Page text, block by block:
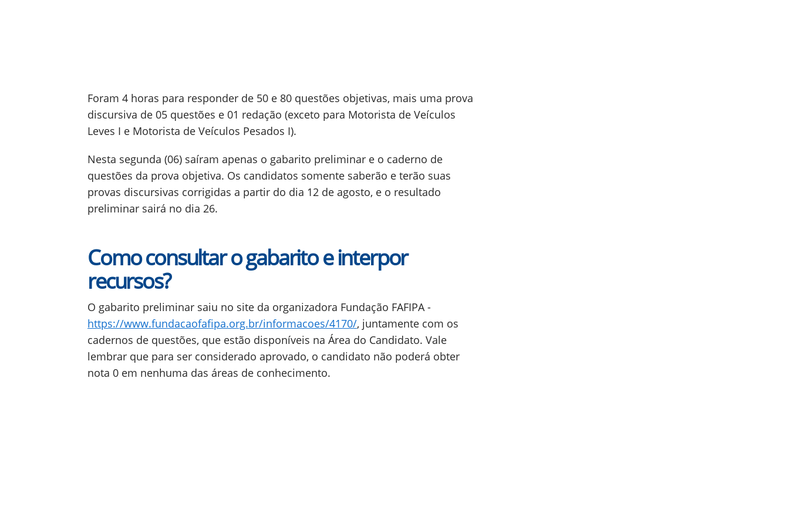
Foram 4 horas para responder de 50 e 80 questões objetivas, mais uma prova
discursiva de 05 questões e 01 redação (exceto para Motorista de Veículos
Leves I e Motorista de Veículos Pesados I).
Nesta segunda (06) saíram apenas o gabarito preliminar e o caderno de
questões da prova objetiva. Os candidatos somente saberão e terão suas
provas discursivas corrigidas a partir do dia 12 de agosto, e o resultado
preliminar sairá no dia 26.
Como consultar o gabarito e interpor
recursos?
O gabarito preliminar saiu no site da organizadora Fundação FAFIPA -
https://www.fundacaofafipa.org.br/informacoes/4170/, juntamente com os
cadernos de questões, que estão disponíveis na Área do Candidato. Vale
lembrar que para ser considerado aprovado, o candidato não poderá obter
nota 0 em nenhuma das áreas de conhecimento.